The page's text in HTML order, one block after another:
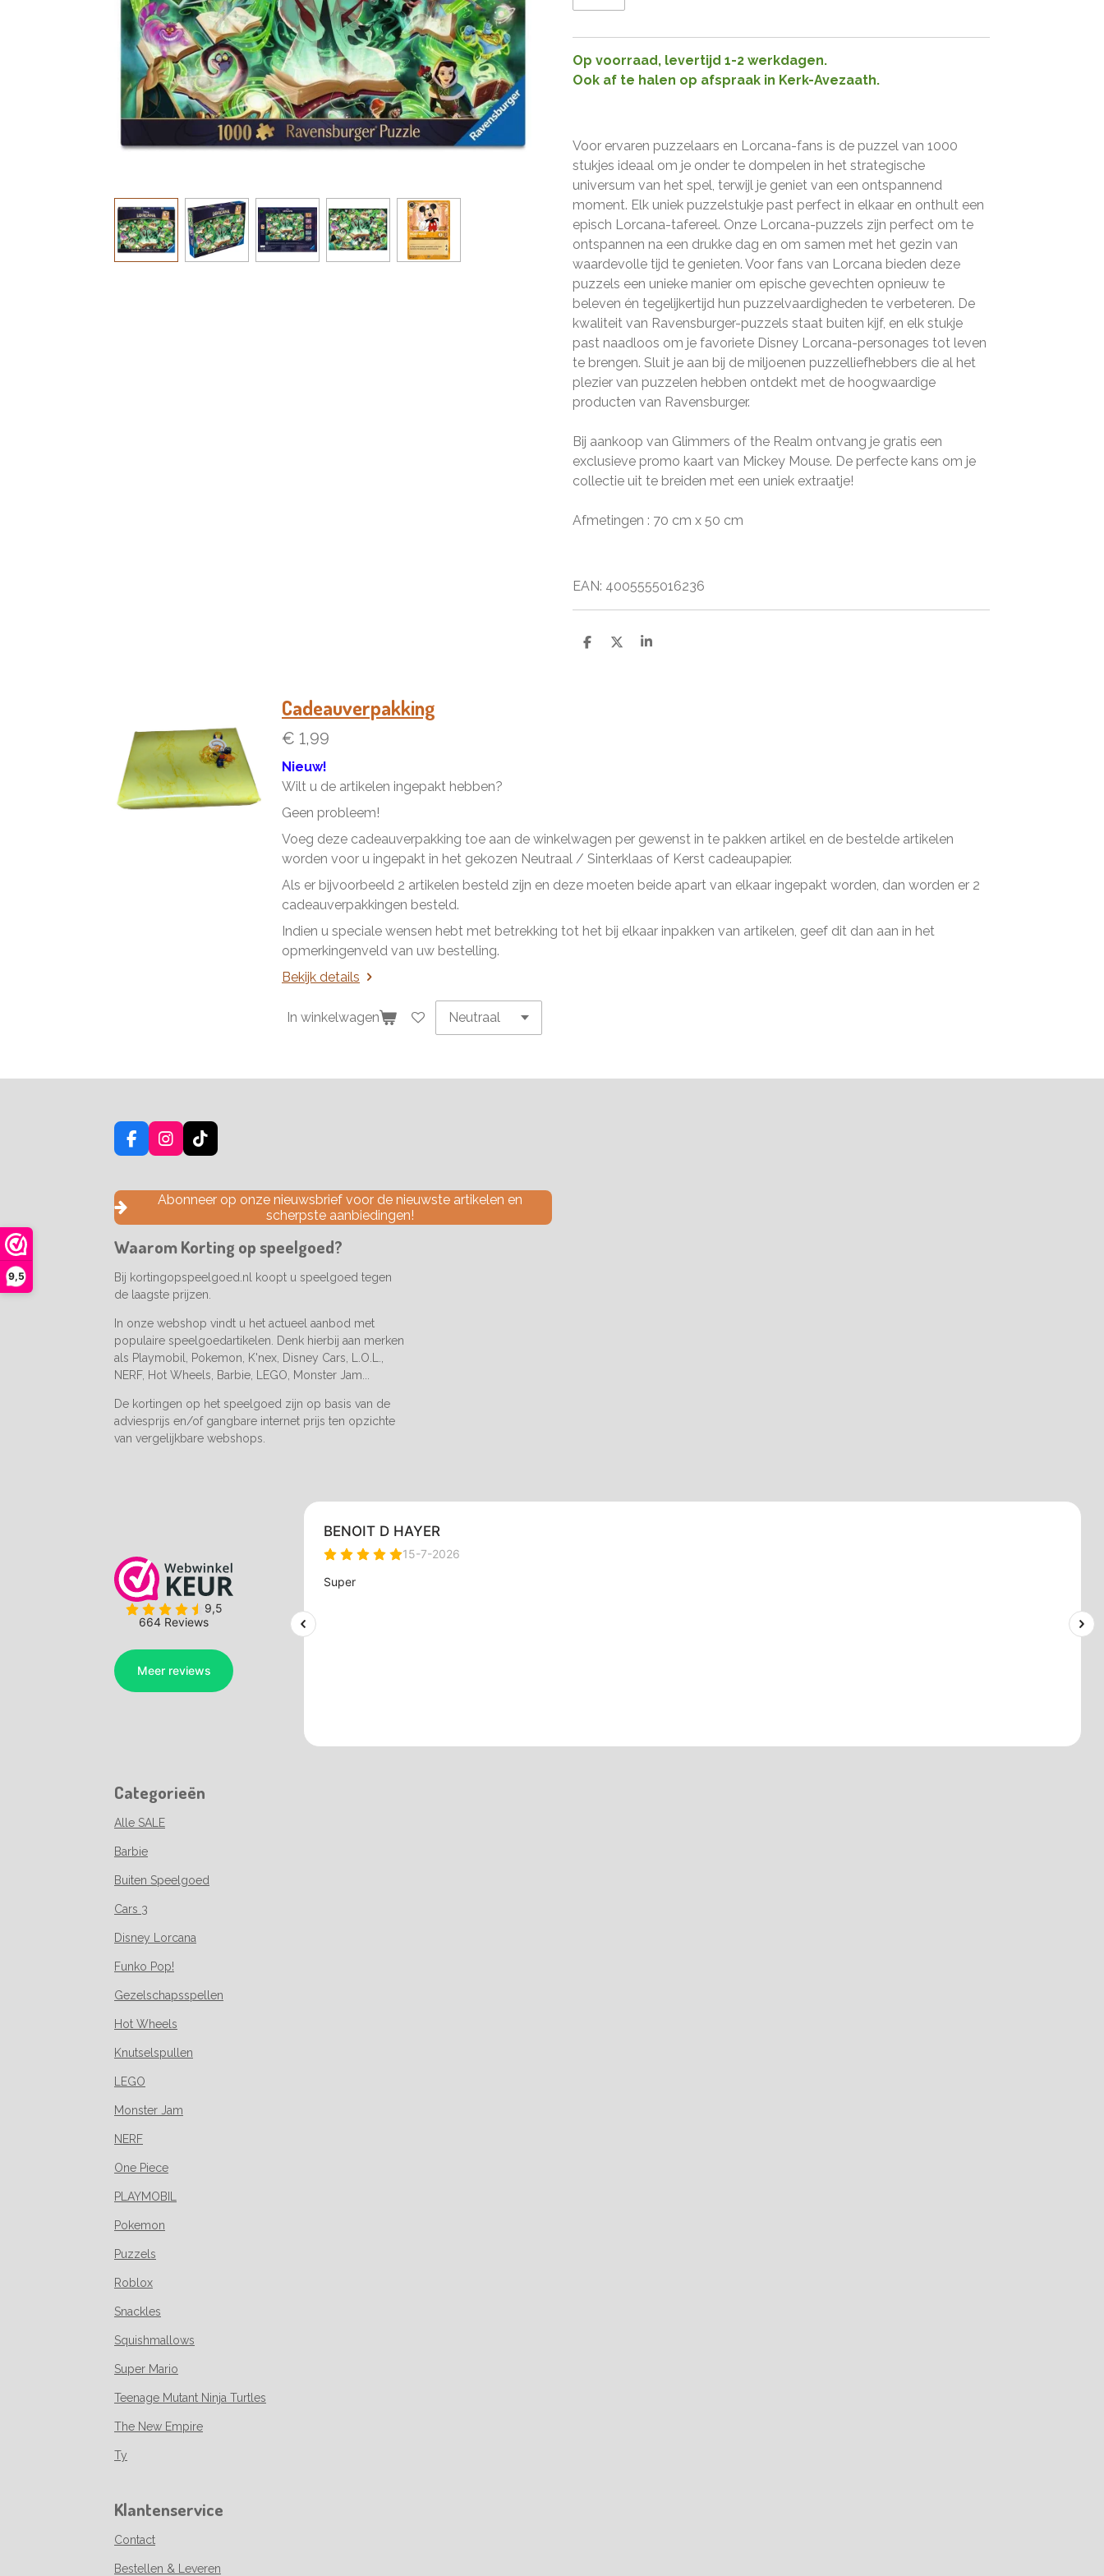
9,5
Op voorraad, levertijd 1-2 werkdagen.
Ook af te halen op afspraak in Kerk-Avezaath.
Voor ervaren puzzelaars en Lorcana-fans is de puzzel van 1000
stukjes ideaal om je onder te dompelen in het strategische
universum van het spel, terwijl je geniet van een ontspannend
moment. Elk uniek puzzelstukje past perfect in elkaar en onthult een
episch Lorcana-tafereel. Onze Lorcana-puzzels zijn perfect om te
ontspannen na een drukke dag en om samen met het gezin van
waardevolle tijd te genieten. Voor fans van Lorcana bieden deze
puzzels een unieke manier om epische gevechten opnieuw te
beleven én tegelijkertijd hun puzzelvaardigheden te verbeteren. De
kwaliteit van Ravensburger-puzzels staat buiten kijf, en elk stukje
past naadloos om je favoriete Disney Lorcana-personages tot leven
te brengen. Sluit je aan bij de miljoenen puzzelliefhebbers die al het
plezier van puzzelen hebben ontdekt met de hoogwaardige
producten van Ravensburger.
Bij aankoop van Glimmers of the Realm ontvang je gratis een
exclusieve promo kaart van Mickey Mouse. De perfecte kans om je
collectie uit te breiden met een uniek extraatje!
Afmetingen : 70 cm x 50 cm
EAN: 4005555016236
D
D
S
Cadeauverpakking
€ 1,99
Nieuw!
Wilt u de artikelen ingepakt hebben?
Geen probleem!
Voeg deze cadeauverpakking toe aan de winkelwagen per gewenst in te pakken artikel en de bestelde artikelen
worden voor u ingepakt in het gekozen Neutraal / Sinterklaas of Kerst cadeaupapier.
Als er bijvoorbeeld 2 artikelen besteld zijn en deze moeten beide apart van elkaar ingepakt worden, dan worden er 2
cadeauverpakkingen besteld.
Indien u speciale wensen hebt met betrekking tot het bij elkaar inpakken van artikelen, geef dit dan aan in het
opmerkingenveld van uw bestelling.
Bekijk details
In winkelwagen
F
a
e
o
k
I
n
t
a
g
a
T
i
T
o
k
Abonneer op onze nieuwsbrief voor de nieuwste artikelen en
scherpste aanbiedingen!
Waarom Korting op speelgoed?
Bij kortingopspeelgoed.nl koopt u speelgoed tegen
de laagste prijzen.
In onze webshop vindt u het actueel aanbod met
populaire speelgoedartikelen. Denk hierbij aan merken
als Playmobil, Pokemon, K'nex, Disney Cars, L.O.L.,
NERF, Hot Wheels, Barbie, LEGO, Monster Jam...
De kortingen op het speelgoed zijn op basis van de
adviesprijs en/of gangbare internet prijs ten opzichte
van vergelijkbare webshops.
Categorieën
Alle SALE
Barbie
Buiten Speelgoed
Cars 3
Disney Lorcana
Funko Pop!
Gezelschapsspellen
Hot Wheels
Knutselspullen
LEGO
Monster Jam
NERF
One Piece
PLAYMOBIL
Pokemon
Puzzels
Roblox
Snackles
Squishmallows
Super Mario
Teenage Mutant Ninja Turtles
The New Empire
Ty
Klantenservice
Contact
Bestellen & Leveren